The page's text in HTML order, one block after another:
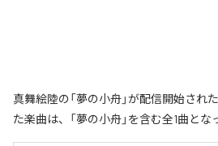
真舞絵陸の「夢の小舟」が配信開始され
た楽曲は、「夢の小舟」を含む全1曲とな